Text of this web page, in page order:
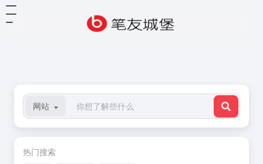
网站
热门搜索